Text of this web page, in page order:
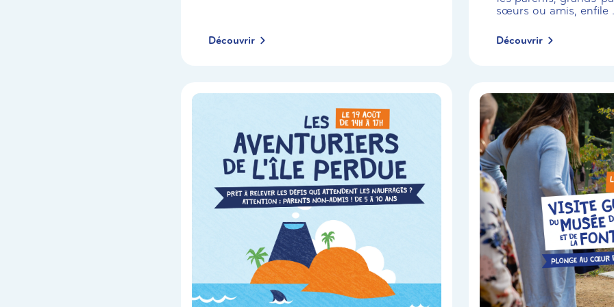
Découvrir
sœurs ou amis, enfile
Découvrir